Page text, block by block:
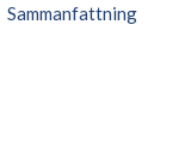
Sammanfattning